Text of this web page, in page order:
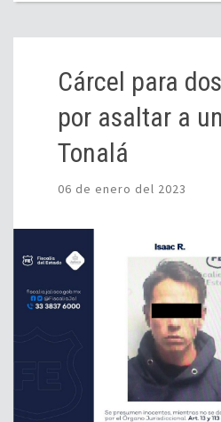
Cárcel para
por asaltar a
Tonalá
06 de enero del 2023